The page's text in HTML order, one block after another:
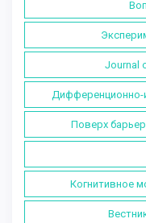
Journal
Дифференционно-
Поверх
Когнитивное